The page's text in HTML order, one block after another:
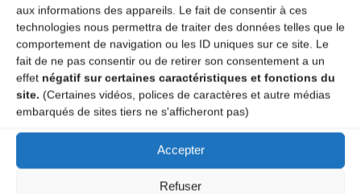
aux informations des appareils. Le fait de consentir à ces
technologies nous permettra de traiter des données telles que le
comportement de navigation ou les ID uniques sur ce site. Le
fait de ne pas consentir ou de retirer son consentement a un
effet négatif sur certaines caractéristiques et fonctions du
site. (Certaines vidéos, polices de caractères et autre médias
embarqués de sites tiers ne s'afficheront pas)
Accepter
Refuser